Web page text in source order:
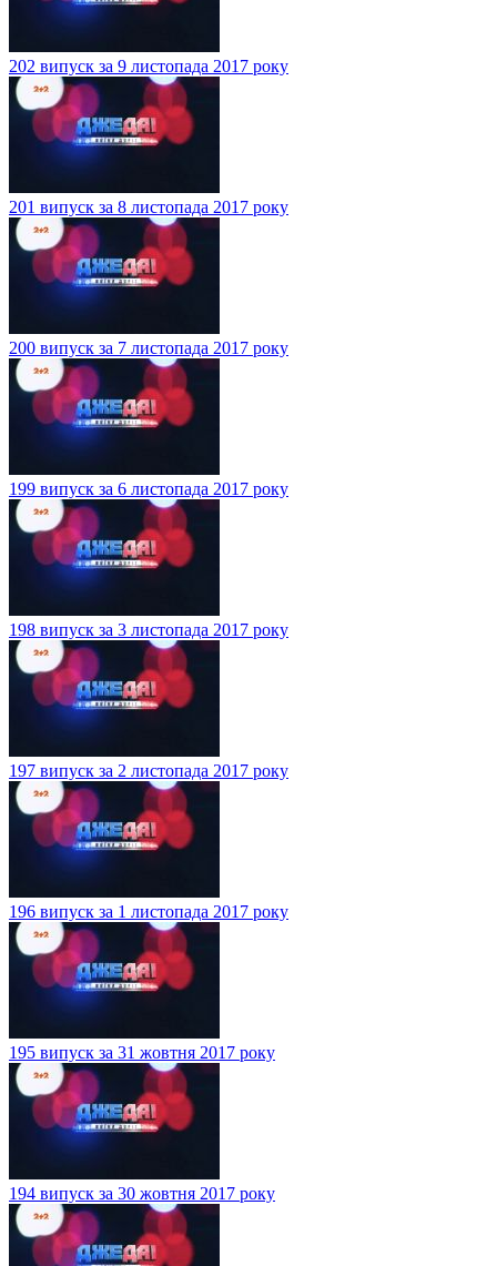
202 випуск за 9 листопада 2017 року
201 випуск за 8 листопада 2017 року
200 випуск за 7 листопада 2017 року
199 випуск за 6 листопада 2017 року
198 випуск за 3 листопада 2017 року
197 випуск за 2 листопада 2017 року
196 випуск за 1 листопада 2017 року
195 випуск за 31 жовтня 2017 року
194 випуск за 30 жовтня 2017 року